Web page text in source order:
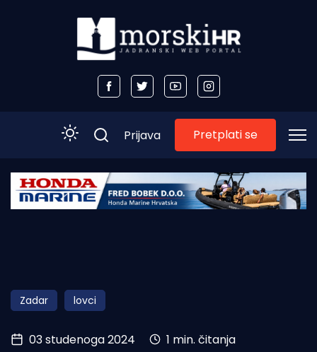
Početna
Obala
Otoci
Turizam i nautika
Prijava Pretplati se
Zadar lovci
03 studenoga 2024 1 min. čitanja